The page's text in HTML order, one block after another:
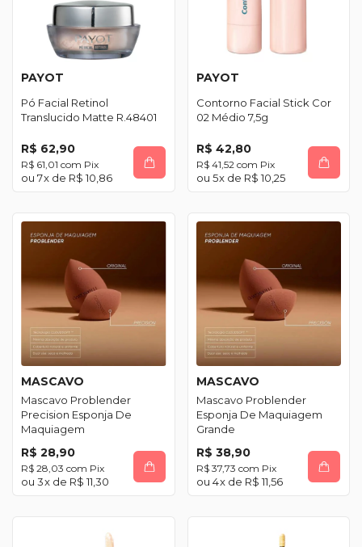
PAYOT
Pó Facial Retinol
Translucido Matte R.48401
R$ 62,90
R$ 61,01 com Pix
7x de R$ 10,86
PAYOT
Contorno Facial Stick Cor
02 Médio 7,5g
R$ 42,80
R$ 41,52 com Pix
5x de R$ 10,25
MASCAVO
Mascavo Problender
Precision Esponja De
Maquiagem
R$ 28,90
R$ 28,03 com Pix
3x de R$ 11,30
MASCAVO
Mascavo Problender
Esponja De Maquiagem
Grande
R$ 38,90
R$ 37,73 com Pix
4x de R$ 11,56